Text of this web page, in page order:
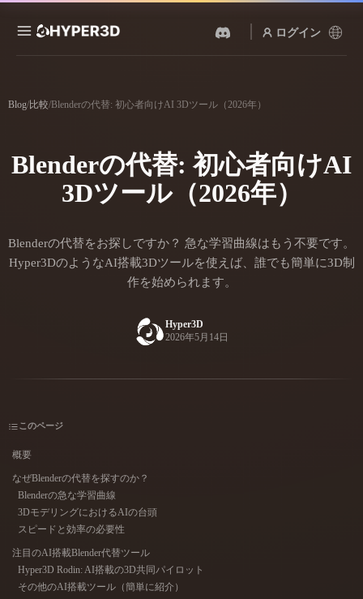
ログイン
Rodin ChatAvatar
機能
写真をアップロードするだ
けで、3Dオブジェクトが瞬
時に完成。
テキストから 3D
テキストプロンプトから3D
オブジェクトへ — 瞬時に。
テキストや画像から、AIで
動画を作成。
ら、高品質なビジュアルを
生成。
クフローに組み込みましょ
料金
リソース
コミュニティ
研究
Game
NFT Creation
VR/AR
Metaverse
Engineering
Blog/比較/Blenderの代替: 初心者向けAI 3Dツール（2026年）
Blenderの代替: 初心者向けAI
3Dツール（2026年）
Blenderの代替をお探しですか？ 急な学習曲線はもう不要です。
Hyper3DのようなAI搭載3Dツールを使えば、誰でも簡単に3D制
作を始められます。
Hyper3D
2026年5月14日
このページ
概要
なぜBlenderの代替を探すのか？
Blenderの急な学習曲線
3DモデリングにおけるAIの台頭
スピードと効率の必要性
注目のAI搭載Blender代替ツール
Hyper3D Rodin: AI搭載の3D共同パイロット
その他のAI搭載ツール（簡単に紹介）